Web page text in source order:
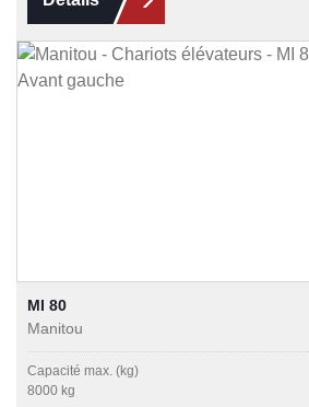
MI 80
Manitou
Capacité max. (kg)
8000 kg